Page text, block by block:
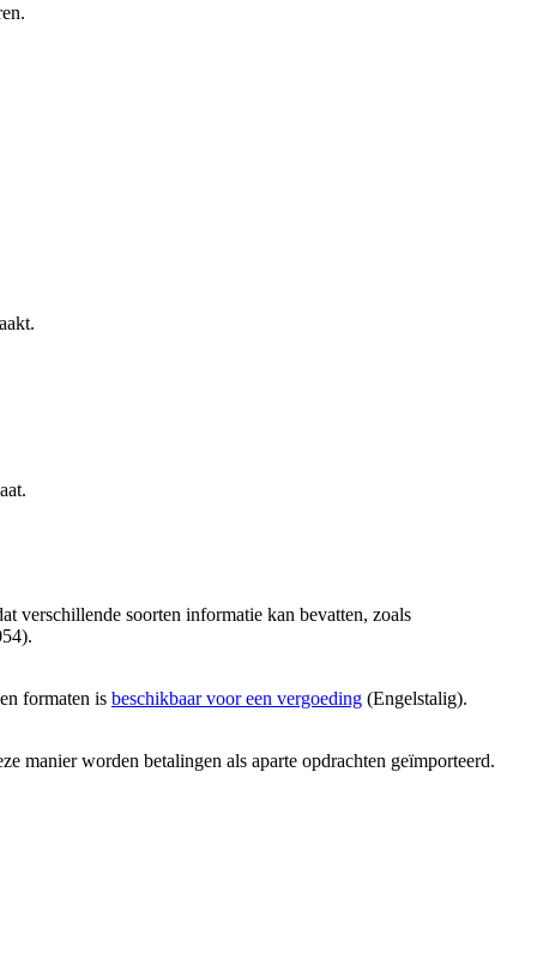
verschillende soorten informatie kan bevatten, zoals
formaten is beschikbaar voor een vergoeding (Engelstalig).
manier worden betalingen als aparte opdrachten geïmporteerd.